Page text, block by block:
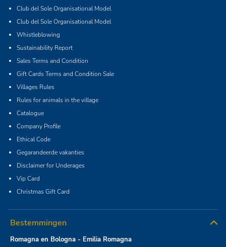
Club del Sole Organisational Model
Club del Sole Organisational Model
Whistleblowing
Sustainability Report
Sales Terms and Condition
Gift Cards Terms and Condition Sale
Villages Rules
Rules for animals in the village
Catalogue
Company Profile
Ethical Code
Gegarandeerde vakanties
Disclaimer for Underages
Vip Card
Christmas Gift Card
Bestemmingen
Romagna en Bologna - Emilia Romagna